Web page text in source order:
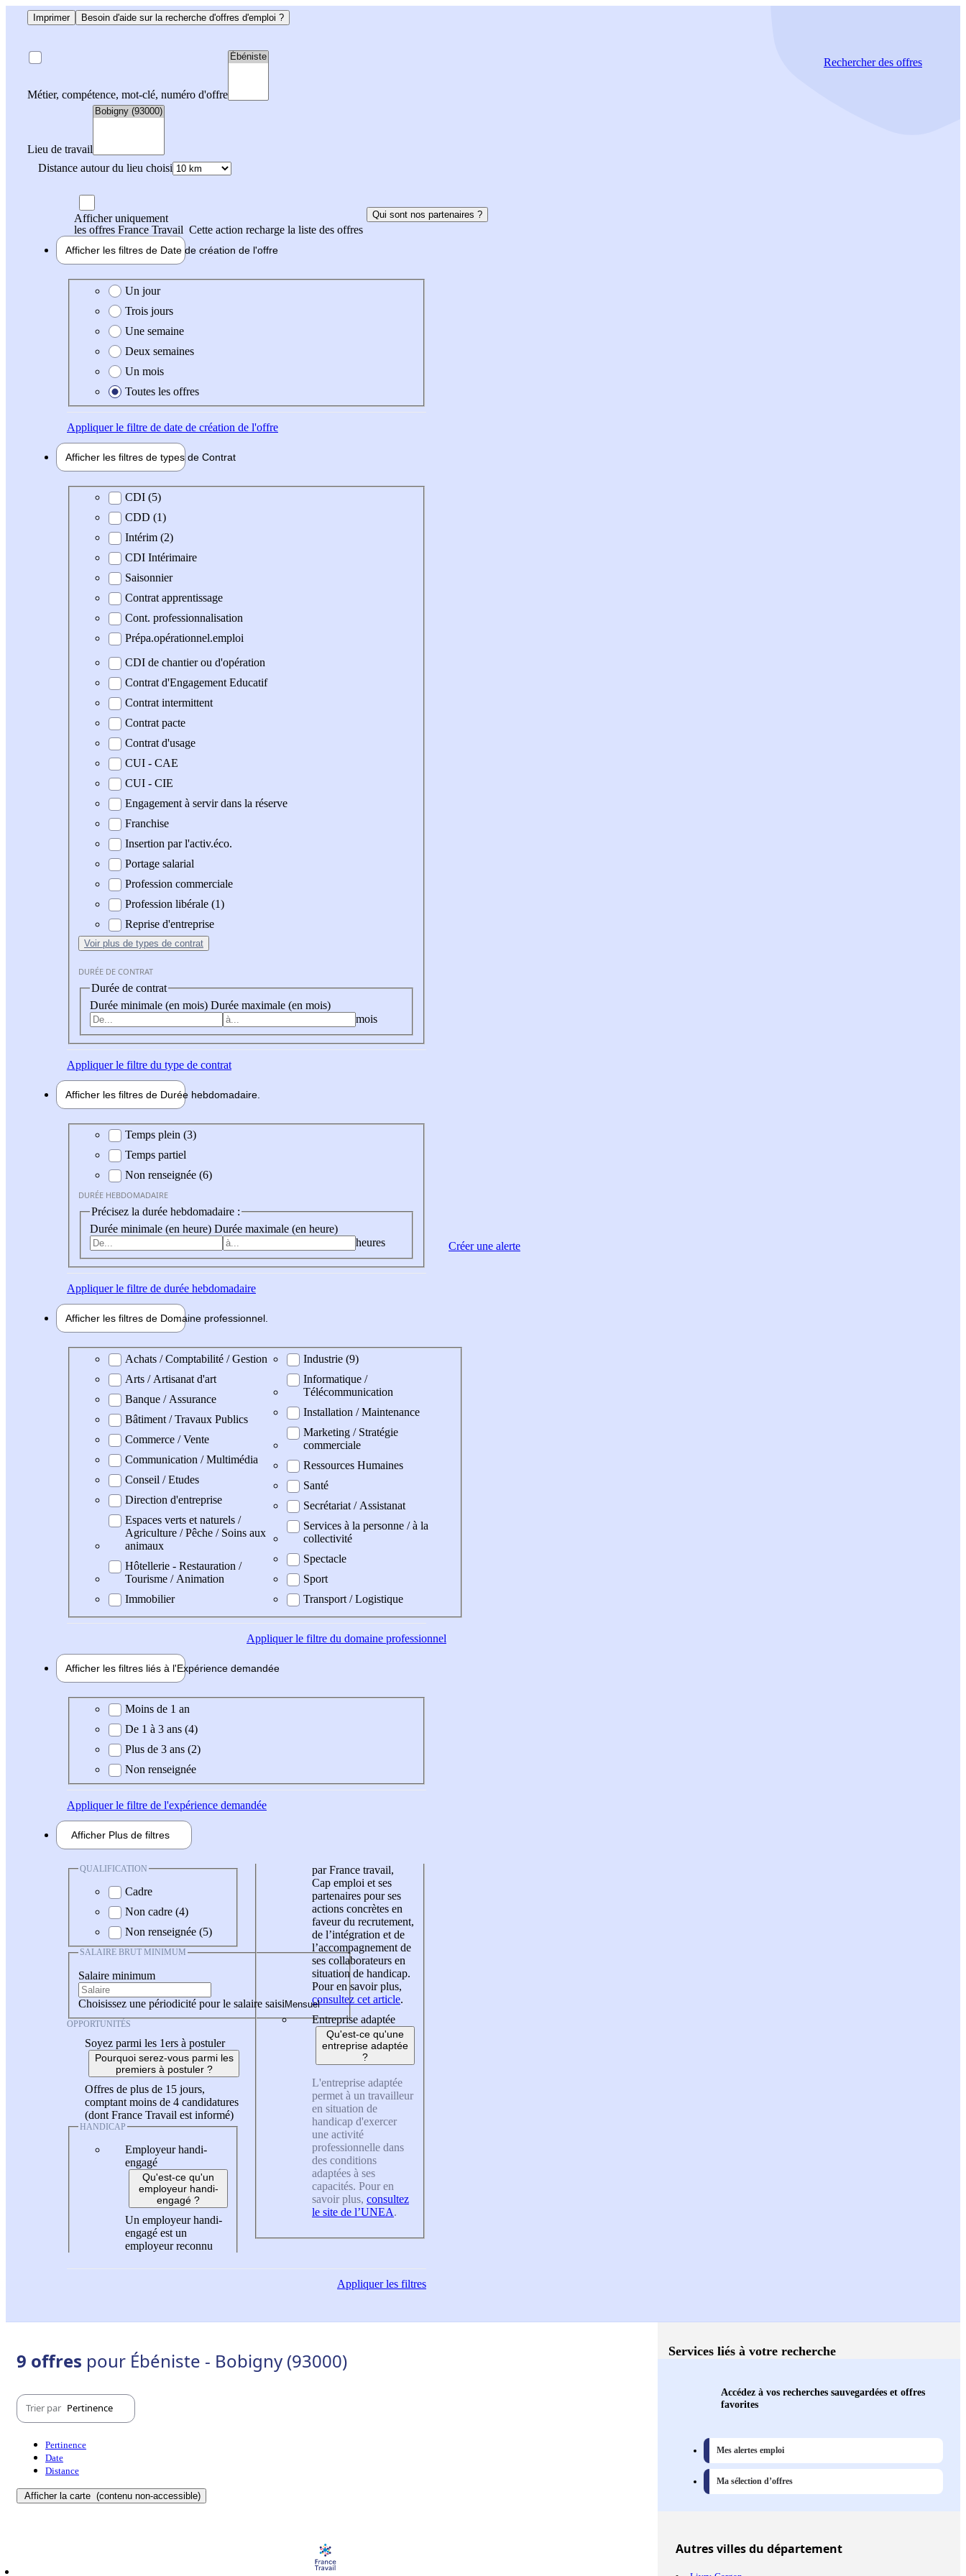
Imprimer Besoin d'aide sur la recherche d'offres d'emploi ?
Métier, compétence, mot-clé, numéro d'offre
Lieu de travail
Distance autour du lieu choisi
Rechercherdes offres
Afficher uniquement
les offres France Travail Cette action recharge la liste des offres
Qui sont nos partenaires ?
Afficher les filtres de Date de création de l'offre
Date de création de l'offre
Un jour
Trois jours
Une semaine
Deux semaines
Un mois
Toutes les offres
Appliquerle filtre de date de création de l'offre
Afficher les filtres de types de Contrat
Type de contrat
CDI (5)
CDD (1)
Intérim (2)
CDI Intérimaire
Saisonnier
Contrat apprentissage
Cont. professionnalisation
Prépa.opérationnel.emploi
CDI de chantier ou d'opération
Contrat d'Engagement Educatif
Contrat intermittent
Contrat pacte
Contrat d'usage
CUI - CAE
CUI - CIE
Engagement à servir dans la réserve
Franchise
Insertion par l'activ.éco.
Portage salarial
Profession commerciale
Profession libérale (1)
Reprise d'entreprise
Voir plus de types de contrat
DURÉE DE CONTRAT
Durée de contrat
Durée minimale (en mois) Durée maximale (en mois)
mois
Appliquerle filtre du type de contrat
Afficher les filtres de Durée hebdomadaire
Durée hebdomadaire
Temps plein (3)
Temps partiel
Non renseignée (6)
DURÉE HEBDOMADAIRE
Précisez la durée hebdomadaire :
Durée minimale (en heure) Durée maximale (en heure)
heures
Appliquerle filtre de durée hebdomadaire
Afficher les filtres de Domaine professionnel
Domaine professionel
Achats / Comptabilité / Gestion
Arts / Artisanat d'art
Banque / Assurance
Bâtiment / Travaux Publics
Commerce / Vente
Communication / Multimédia
Conseil / Etudes
Direction d'entreprise
Espaces verts et naturels /
Agriculture / Pêche / Soins aux
animaux
Hôtellerie - Restauration /
Tourisme / Animation
Immobilier
Industrie (9)
Informatique /
Télécommunication
Installation / Maintenance
Marketing / Stratégie
commerciale
Ressources Humaines
Santé
Secrétariat / Assistanat
Services à la personne / à la
collectivité
Spectacle
Sport
Transport / Logistique
Appliquerle filtre du domaine professionnel
Afficher les filtres liés à l'Expérience demandée
Expérience demandée
Moins de 1 an
De 1 à 3 ans (4)
Plus de 3 ans (2)
Non renseignée
Appliquerle filtre de l'expérience demandée
Afficher Plus de filtres
QUALIFICATION
Cadre
Non cadre (4)
Non renseignée (5)
SALAIRE BRUT MINIMUM
Salaire minimum
Choisissez une périodicité pour le salaire saisi
OPPORTUNITÉS
Soyez parmi les 1ers à postuler
Pourquoi serez-vous parmi les
premiers à postuler ?
Offres de plus de 15 jours,
comptant moins de 4 candidatures
(dont France Travail est informé)
HANDICAP
Employeur handi-
engagé
Qu'est-ce qu'un
employeur handi-
engagé ?
Un employeur handi-
engagé est un
employeur reconnu
par France travail,
Cap emploi et ses
partenaires pour ses
actions concrètes en
faveur du recrutement,
de l’intégration et de
l’accompagnement de
ses collaborateurs en
situation de handicap.
Pour en savoir plus,
consultez cet article.
Entreprise adaptée
Qu'est-ce qu'une
entreprise adaptée
?
L'entreprise adaptée
permet à un travailleur
en situation de
handicap d'exercer
une activité
professionnelle dans
des conditions
adaptées à ses
capacités. Pour en
savoir plus, consultez
le site de l’UNEA.
Appliquerles filtres
Créer une alerte
9 offres pour Ébéniste - Bobigny (93000)
Trier par Pertinence
Pertinence
Date
Distance
Afficher la carte (contenu non-accessible)
Services liés à votre recherche
Accédez à vos recherches sauvegardées et offres
favorites
Mes alertes emploi
Ma sélection d’offres
Autresvillesdu département